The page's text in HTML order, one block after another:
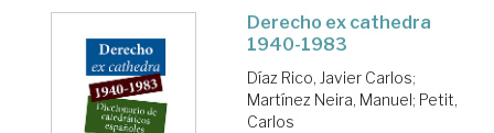
Derecho ex cathedra
1940-1983
Díaz Rico, Javier Carlos;
Martínez Neira, Manuel ; Petit,
Carlos